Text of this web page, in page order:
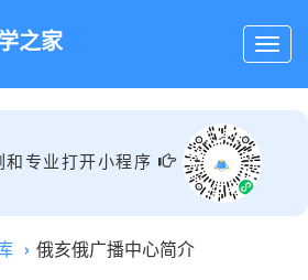
之家
专业打开小程序
俄亥俄广播中心简介